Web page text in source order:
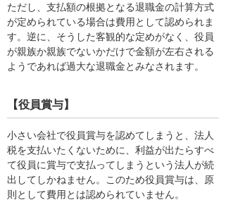
ただし、支払額の根拠となる退職金の計算方式
が定められている場合は費用として認められま
す。逆に、そうした客観的な定めがなく、役員
が親族か親族でないかだけで金額が左右される
ようであれば過大な退職金とみなされます。
【役員賞与】
小さい会社で役員賞与を認めてしまうと、法人
税を支払いたくないために、利益が出たらすべ
て役員に賞与で支払ってしまうという法人が続
出してしかねません。このため役員賞与は、原
則として費用とは認められていません。